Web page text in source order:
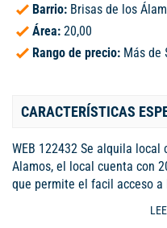
Barrio: Brisas de los
Área: 20,00
Rango de precio: Más de
CARACTERÍSTICAS
WEB 122432 Se alquila
Alamos, el local cuenta con
que permite el facil acceso
ademas esta sobre la
Cañaveral, hay diferentes